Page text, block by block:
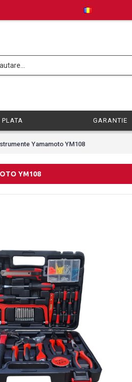
PLATA GARANTIE
Yamamoto YM108
YM108